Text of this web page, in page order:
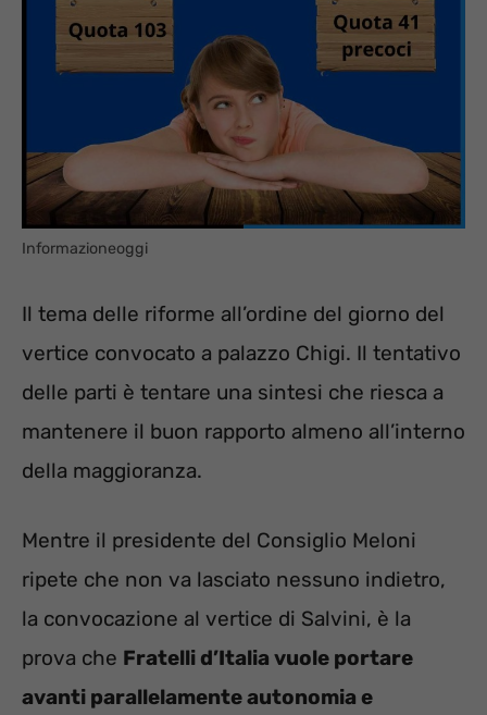
Informazioneoggi
Il tema delle riforme all’ordine del giorno del
vertice convocato a palazzo Chigi. Il tentativo
delle parti è tentare una sintesi che riesca a
mantenere il buon rapporto almeno all’interno
della maggioranza.
Mentre il presidente del Consiglio Meloni
ripete che non va lasciato nessuno indietro,
la convocazione al vertice di Salvini, è la
prova che Fratelli d’Italia vuole portare
avanti parallelamente autonomia e